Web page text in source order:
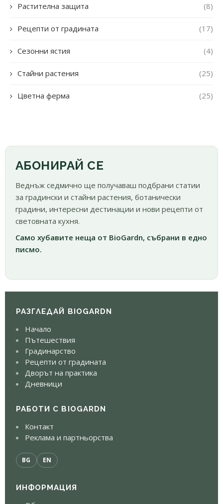
Растителна защита (8)
Рецепти от градината (17)
Сезонни ястия (4)
Стайни растения (25)
Цветна ферма (25)
АБОНИРАЙ СЕ
Веднъж седмично ще получаваш подбрани статии
за градински и стайни растения, ботанически
градини, интересни дестинации и нови рецепти от
световната кухня.
Само хубавите неща от BioGardn, събрани в едно
писмо.
РАЗГЛЕДАЙ BIOGARDN
Начало
Пътешествия
Градинарство
Рецепти от градината
Дворът на практика
Дневници
РАБОТИ С BIOGARDN
Контакт
Реклама и партньорства
BG EN
ИНФОРМАЦИЯ